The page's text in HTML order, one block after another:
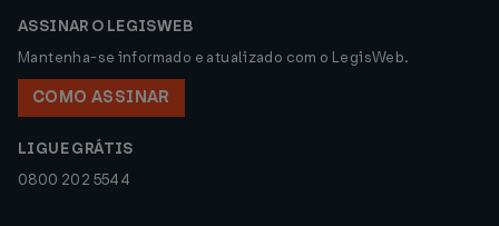
ASSINAR O LEGISWEB
Mantenha-se informado e atualizado com o LegisWeb.
COMO ASSINAR
LIGUE GRÁTIS
0800 202 5544